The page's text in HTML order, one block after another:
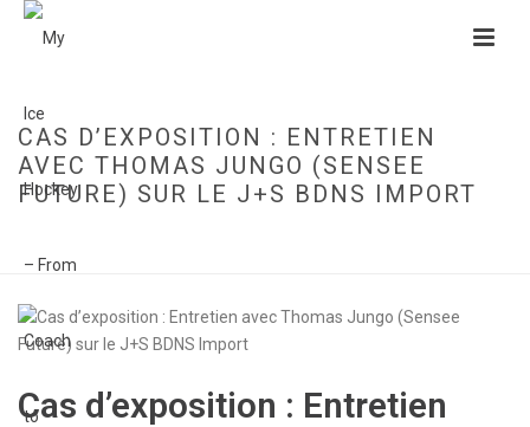
CAS D’EXPOSITION : ENTRETIEN
AVEC THOMAS JUNGO (SENSEE
FUTURE) SUR LE J+S BDNS IMPORT
Cas d’exposition : Entretien